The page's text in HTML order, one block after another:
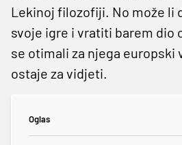
Lekinoj filozofiji. No može li
svoje igre i vratiti barem dio
se otimali za njega europski
ostaje za vidjeti.
Oglas